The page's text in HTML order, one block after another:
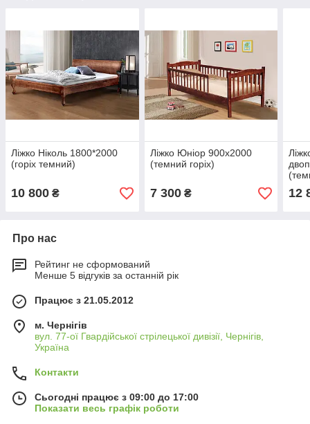
Ліжко Ніколь 1800*2000
(горіх темний)
10 800 ₴
Ліжко Юніор 900х2000
(темний горіх)
7 300₴ 12
Про нас
Рейтинг не сформований
Менше 5 відгуків за останній рік
Працює з 21.05.2012
м. Чернігів
вул. 77-ої Гвардійської стрілецької дивізії, Чернігів,
Україна
Контакти
Сьогодні працює з 09:00 до 17:00
Показати весь графік роботи